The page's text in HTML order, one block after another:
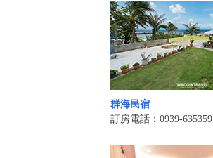
群海民宿
訂房電話：0939-635359